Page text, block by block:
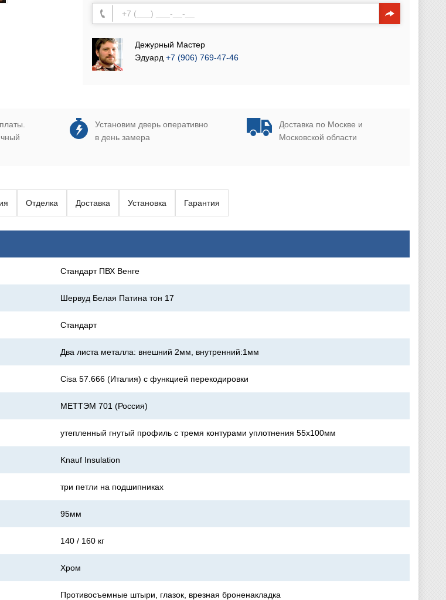
Дежурный Мастер
Эдуард +7 (906) 769-47-46
Установим дверь оперативно
в день замера
Доставка по Москве и
Московской области
Отделка Доставка Установка Гарантия
Стандарт ПВХ Венге
Шервуд Белая Патина тон 17
Стандарт
Два листа металла: внешний 2мм, внутренний:1мм
Cisa 57.666 (Италия) с функцией перекодировки
МЕТТЭМ 701 (Россия)
утепленный гнутый профиль с тремя контурами уплотнения 55х100мм
Knauf Insulation
три петли на подшипниках
95мм
140 / 160 кг
Хром
Противосъемные штыри, глазок, врезная броненакладка